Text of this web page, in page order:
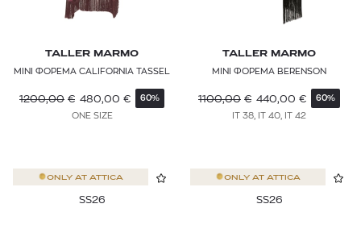
TALLER MARMO
ΜΙΝΙ ΦΟΡΕΜΑ CALIFORNIA TASSEL
1200,00 € 480,00 € 60%
ONE SIZE
TALLER MARMO
MINI ΦΟΡΕΜΑ BERENSON
1100,00 € 440,00 € 60%
IT 38, IT 40, IT 42
ONLY AT ATTICA
SS26
ONLY AT ATTICA
SS26